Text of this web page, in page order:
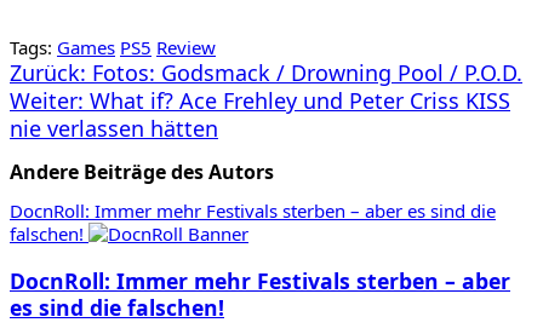
Tags: Games PS5 Review
Beitragsnavigation
Zurück: Fotos: Godsmack / Drowning Pool / P.O.D.
Weiter: What if? Ace Frehley und Peter Criss KISS
nie verlassen hätten
Andere Beiträge des Autors
DocnRoll: Immer mehr Festivals sterben – aber es sind die
falschen!
DocnRoll: Immer mehr Festivals sterben – aber
es sind die falschen!